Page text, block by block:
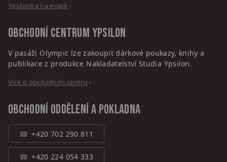
Ypsilonka na mapě ›
Obchodní centrum Ypsilon
V pasáži Olympic lze zakoupit dárkové poukazy, knihy a
publikace z produkce Nakladatelství Studia Ypsilon.
Více o obchodním centru ›
Obchodní oddělení a pokladna
+420 702 290 811
+420 224 054 333